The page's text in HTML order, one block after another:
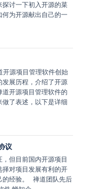
讨一下初入开源的菜
为开源献出自己的一
开源项目管理软件创始
发展历程，介绍了开源
开源项目管理软件的
了表述，以下是详细
议
但目前国内开源项目
对项目发展有利的开
的经验。 禅道团队先后